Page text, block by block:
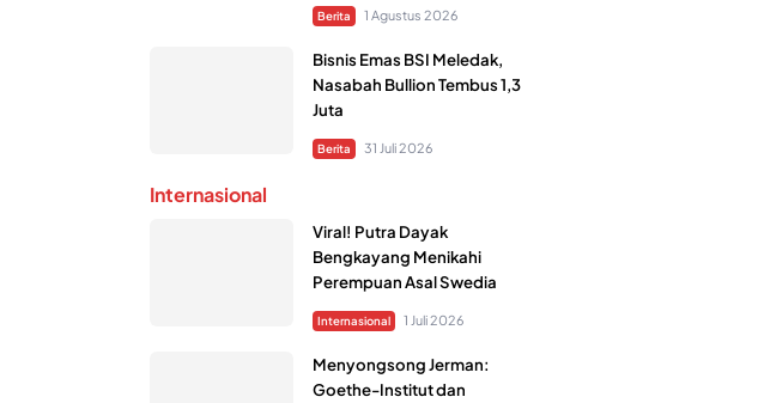
Berita 1 Agustus 2026
Bisnis Emas BSI Meledak,
Nasabah Bullion Tembus 1,3
Juta
Berita 31 Juli 2026
Internasional
Viral! Putra Dayak
Bengkayang Menikahi
Perempuan Asal Swedia
Internasional 1 Juli 2026
Menyongsong Jerman:
Goethe-Institut dan